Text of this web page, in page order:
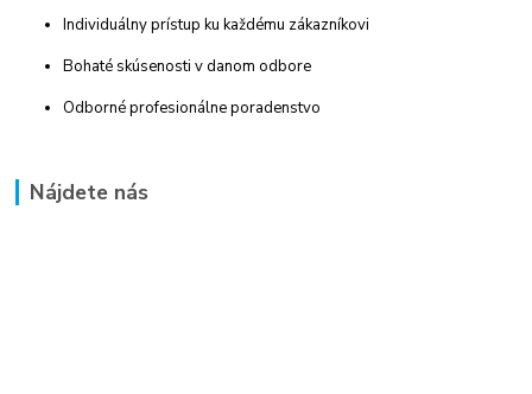
Individuálny prístup ku každému zákazníkovi
Bohaté skúsenosti v danom odbore
Odborné profesionálne poradenstvo
Nájdete nás